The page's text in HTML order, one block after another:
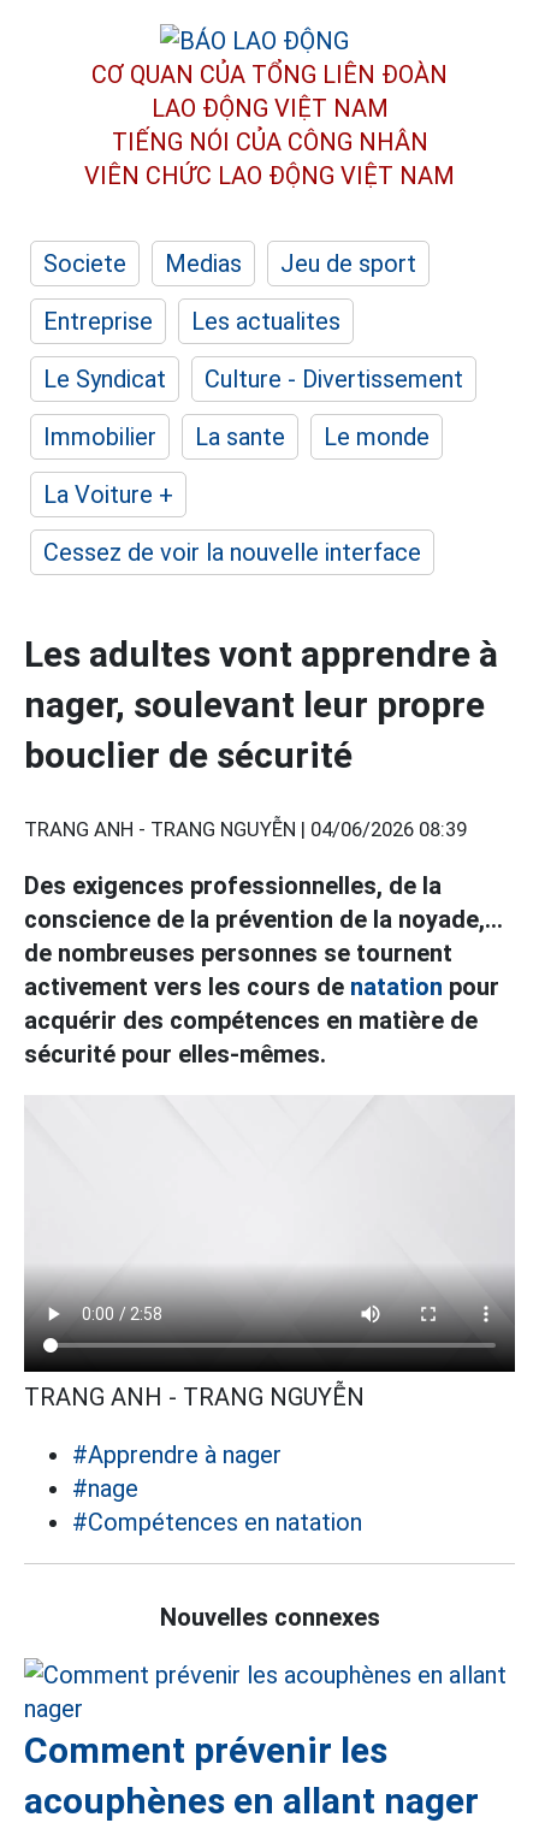
CƠ QUAN CỦA TỔNG LIÊN ĐOÀN
LAO ĐỘNG VIỆT NAM
TIẾNG NÓI CỦA CÔNG NHÂN
VIÊN CHỨC LAO ĐỘNG VIỆT NAM
Societe Medias
Jeu de sport
Entreprise
Les actualites
Le Syndicat
Culture - Divertissement
Immobilier
La sante
Le monde
La Voiture +
Cessez de voir la nouvelle interface
Les adultes vont apprendre à
nager, soulevant leur propre
bouclier de sécurité
TRANG ANH - TRANG NGUYỄN | 04/06/2026 08:39
Des exigences professionnelles, de la
conscience de la prévention de la noyade,...
de nombreuses personnes se tournent
activement vers les cours de natation pour
acquérir des compétences en matière de
sécurité pour elles-mêmes.
TRANG ANH - TRANG NGUYỄN
#Apprendre à nager
#nage
#Compétences en natation
Nouvelles connexes
Comment prévenir les
acouphènes en allant nager